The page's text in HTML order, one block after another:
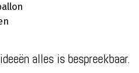
alles is bespreekbaar.